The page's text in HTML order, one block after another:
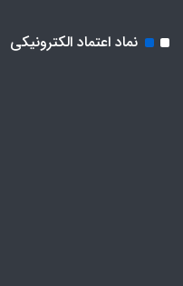
نماد اعتماد الکترونیکی